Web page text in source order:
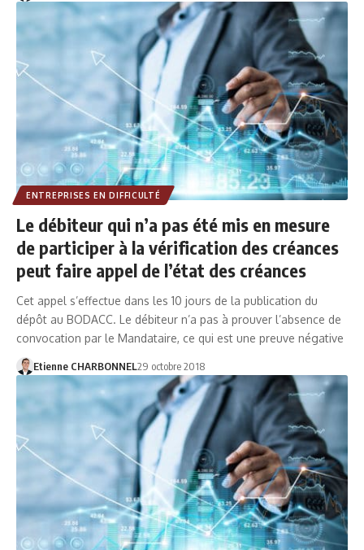
ENTREPRISES EN DIFFICULTÉ
Le débiteur qui n’a pas été mis en mesure
de participer à la vérification des créances
peut faire appel de l’état des créances
Cet appel s’effectue dans les 10 jours de la publication du
dépôt au BODACC. Le débiteur n’a pas à prouver l’absence de
convocation par le Mandataire, ce qui est une preuve négative
Etienne CHARBONNEL29 octobre 2018